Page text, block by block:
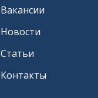
Вакансии
Новости
Статьи
Контакты